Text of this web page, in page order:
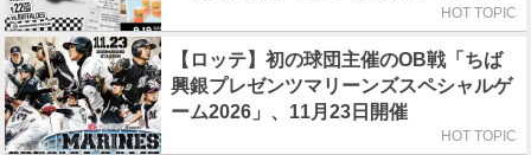
HOT TOPIC
【ロッテ】初の球団主催のOB戦「ちば
興銀プレゼンツマリーンズスペシャルゲ
ーム2026」、11月23日開催
HOT TOPIC